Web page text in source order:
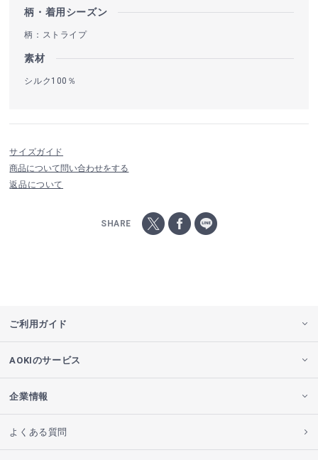
柄・着用シーズン
柄：ストライプ
素材
シルク100％
サイズガイド
商品について問い合わせをする
返品について
SHARE
ご利用ガイド
AOKIのサービス
企業情報
よくある質問